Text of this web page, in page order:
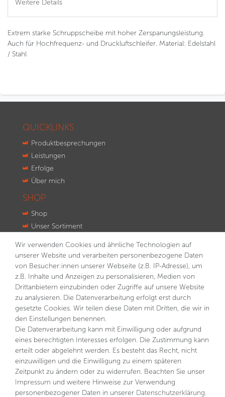
Weitere Details
Extrem starke Schruppscheibe mit hoher Zerspanungsleistung.
Auch für Hochfrequenz- und Druckluftschleifer. Material: Edelstahl
/ Stahl
QUICKLINKS
Produktbesprechungen
Leistungen
Erfolge
Über mich
SHOP
Shop
Unser Sortiment
Kontakt
NEWSLETTER
VORNAME NACHNAME
Hiermit bestätige ich, dass ich dieDaten­schutz­erklärung
gelesen habe. Meine Einwilligung kann ich jederzeit
widerrufen.**
Abonnieren
** Hierbei handelt es sich um ein Pflichtfeld.
Wir verwenden Cookies und ähnliche Technologien auf
unserer Website und verarbeiten personenbezogene Daten
von Besucher:innen unserer Webseite (z.B. IP-Adresse), um
z.B. Inhalte und Anzeigen zu personalisieren, Medien von
Drittanbietern einzubinden oder Zugriffe auf unsere Website
zu analysieren. Die Datenverarbeitung erfolgt erst durch
gesetzte Cookies. Wir teilen diese Daten mit Dritten, die wir in
den Einstellungen benennen.
Die Datenverarbeitung kann mit Einwilligung oder aufgrund
eines berechtigten Interesses erfolgen. Die Zustimmung kann
erteilt oder abgelehnt werden. Es besteht das Recht, nicht
einzuwilligen und die Einwilligung zu einem späteren
Zeitpunkt zu ändern oder zu widerrufen. Beachten Sie unser
Impressum und weitere Hinweise zur Verwendung
personenbezogener Daten in unserer Daten­schutz­erklärung.